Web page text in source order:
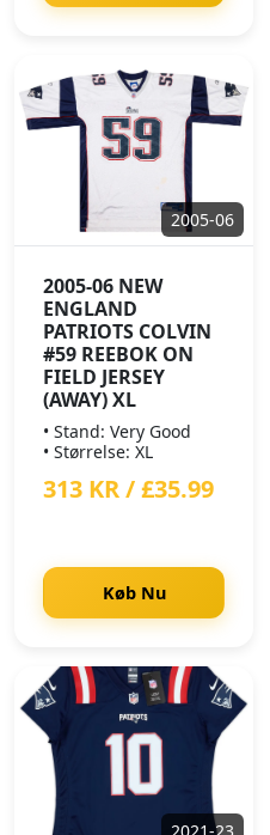
2005-06
2005-06 NEW
ENGLAND
PATRIOTS COLVIN
#59 REEBOK ON
FIELD JERSEY
(AWAY) XL
• Stand: Very Good
• Størrelse: XL
313 KR / £35.99
Køb Nu